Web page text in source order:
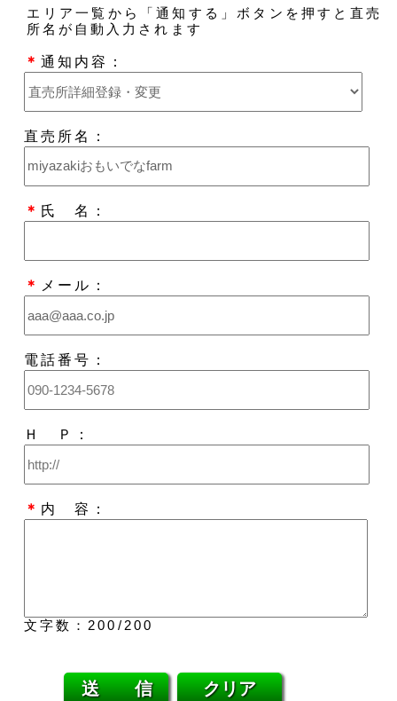
エリア一覧から「通知する」ボタンを押すと直売
所名が自動入力されます
＊通知内容：
直売所名：
＊ 氏 名：
＊ メール：
電話番号：
Ｈ Ｐ：
＊ 内 容：
文字数： 200 /200